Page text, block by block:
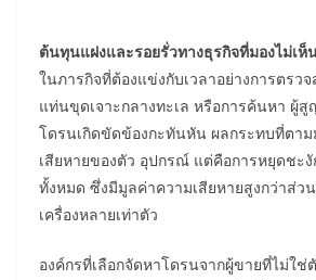
ต้นทุนแฝงและรอยรั่วทางธุรกิจที่มองไม่เห็
ในภารกิจที่ต้องแข่งกับเวลาอย่างการตรว
แท่นขุดเจาะกลางทะเล หรือการค้นหา ผู้
โดรนเกิดขัดข้องกะทันหัน ผลกระทบที่ตาม
เสียหายของตัว อุปกรณ์ แต่คือการหยุดชะ
ทั้งหมด ซึ่งมีมูลค่าความเสียหายสูงกว่าส่ว
เครื่องหลายเท่าตัว
องค์กรที่เลือกจัดหาโดรนจากผู้ขายที่ไม่ใ